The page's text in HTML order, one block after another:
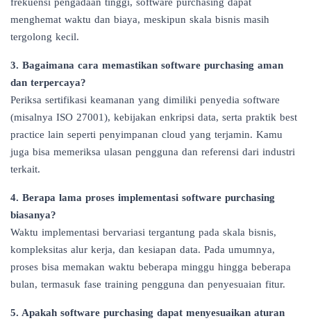
menghemat waktu dan biaya, meskipun skala bisnis masih
tergolong kecil.
3. Bagaimana cara memastikan software purchasing aman
dan terpercaya?
Periksa sertifikasi keamanan yang dimiliki penyedia software
(misalnya ISO 27001), kebijakan enkripsi data, serta praktik best
practice lain seperti penyimpanan cloud yang terjamin. Kamu
juga bisa memeriksa ulasan pengguna dan referensi dari industri
terkait.
4. Berapa lama proses implementasi software purchasing
biasanya?
Waktu implementasi bervariasi tergantung pada skala bisnis,
kompleksitas alur kerja, dan kesiapan data. Pada umumnya,
proses bisa memakan waktu beberapa minggu hingga beberapa
bulan, termasuk fase training pengguna dan penyesuaian fitur.
5. Apakah software purchasing dapat menyesuaikan aturan